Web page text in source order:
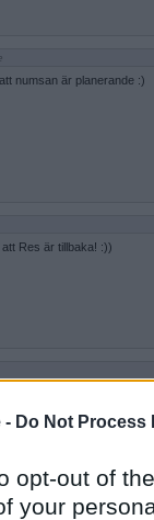
- Do Not Process
opt-out of
your
numsan är planerande :)
Res är tillbaka! :))
tycka av egen erfarenhet..